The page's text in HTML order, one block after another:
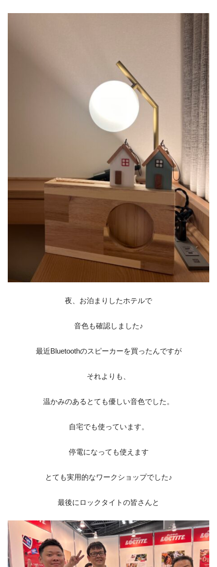
夜、お泊まりしたホテルで
音色も確認しました♪
最近Bluetoothのスピーカーを買ったんですが
それよりも、
温かみのあるとても優しい音色でした。
自宅でも使っています。
停電になっても使えます
とても実用的なワークショップでした♪
最後にロックタイトの皆さんと